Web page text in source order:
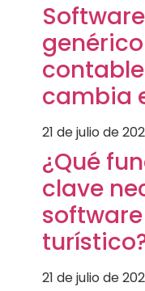
cambia
21 de julio de
¿Qué
clave
21 de julio de